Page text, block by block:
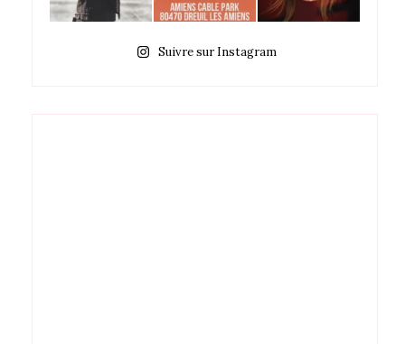
Suivre sur Instagram